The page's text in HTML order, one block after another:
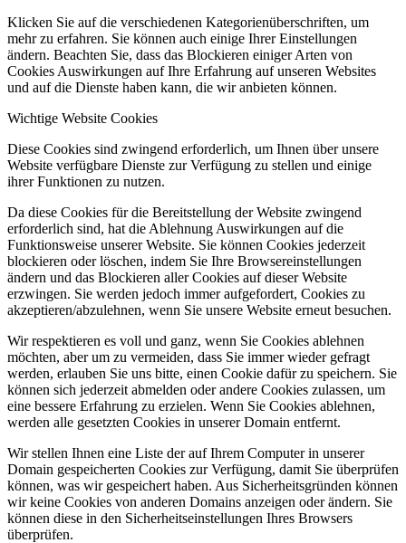
Klicken Sie auf die verschiedenen Kategorienüberschriften, um
mehr zu erfahren. Sie können auch einige Ihrer Einstellungen
ändern. Beachten Sie, dass das Blockieren einiger Arten von
Cookies Auswirkungen auf Ihre Erfahrung auf unseren Websites
und auf die Dienste haben kann, die wir anbieten können.
Wichtige Website Cookies
Diese Cookies sind zwingend erforderlich, um Ihnen über unsere
Website verfügbare Dienste zur Verfügung zu stellen und einige
ihrer Funktionen zu nutzen.
Da diese Cookies für die Bereitstellung der Website zwingend
erforderlich sind, hat die Ablehnung Auswirkungen auf die
Funktionsweise unserer Website. Sie können Cookies jederzeit
blockieren oder löschen, indem Sie Ihre Browsereinstellungen
ändern und das Blockieren aller Cookies auf dieser Website
erzwingen. Sie werden jedoch immer aufgefordert, Cookies zu
akzeptieren/abzulehnen, wenn Sie unsere Website erneut besuchen.
Wir respektieren es voll und ganz, wenn Sie Cookies ablehnen
möchten, aber um zu vermeiden, dass Sie immer wieder gefragt
werden, erlauben Sie uns bitte, einen Cookie dafür zu speichern. Sie
können sich jederzeit abmelden oder andere Cookies zulassen, um
eine bessere Erfahrung zu erzielen. Wenn Sie Cookies ablehnen,
werden alle gesetzten Cookies in unserer Domain entfernt.
Wir stellen Ihnen eine Liste der auf Ihrem Computer in unserer
Domain gespeicherten Cookies zur Verfügung, damit Sie überprüfen
können, was wir gespeichert haben. Aus Sicherheitsgründen können
wir keine Cookies von anderen Domains anzeigen oder ändern. Sie
können diese in den Sicherheitseinstellungen Ihres Browsers
überprüfen.